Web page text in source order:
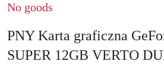
No goods
PNY Karta graficzna
SUPER 12GB VERTO